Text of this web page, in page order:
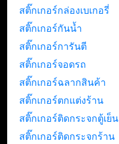
สติ๊กเกอร์กล่องเบเกอรี่
สติ๊กเกอร์กันน้ำ
สติ๊กเกอร์การันตี
สติ๊กเกอร์จอดรถ
สติ๊กเกอร์ฉลากสินค้า
สติ๊กเกอร์ตกแต่งร้าน
สติ๊กเกอร์ติดกระจกตู้เย็น
สติ๊กเกอร์ติดกระจกร้าน